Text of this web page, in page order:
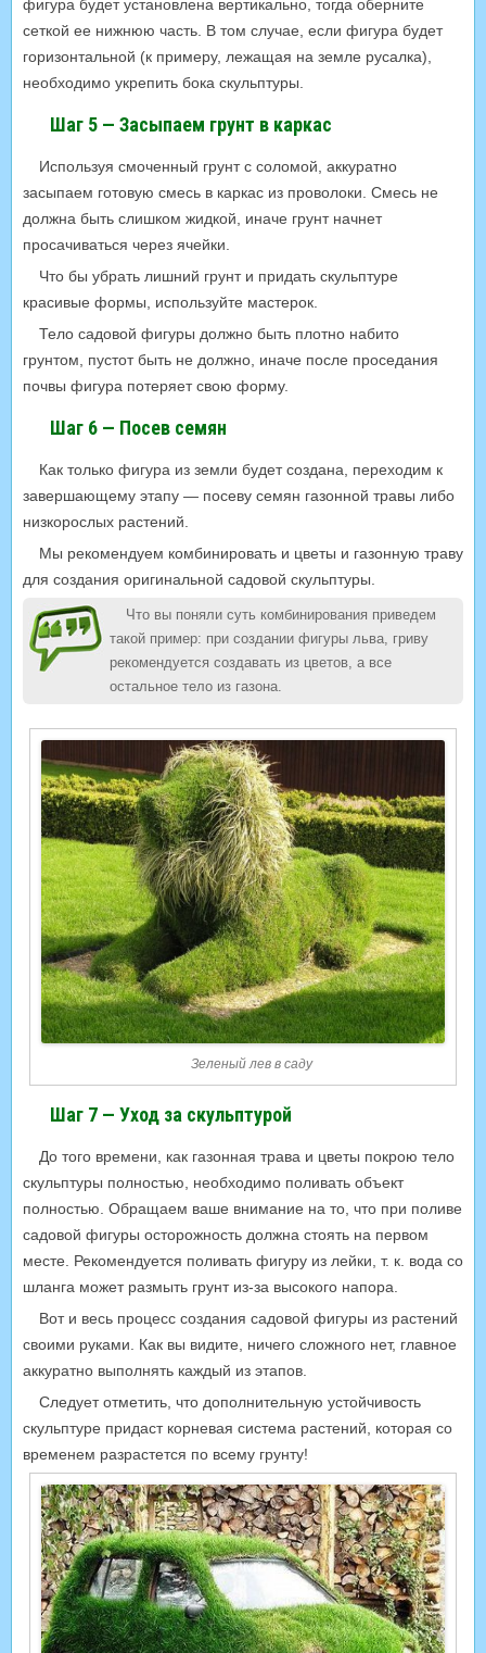
фигура будет установлена вертикально, тогда оберните
сеткой ее нижнюю часть. В том случае, если фигура будет
горизонтальной (к примеру, лежащая на земле русалка),
необходимо укрепить бока скульптуры.
Шаг 5 — Засыпаем грунт в каркас
Используя смоченный грунт с соломой, аккуратно
засыпаем готовую смесь в каркас из проволоки. Смесь не
должна быть слишком жидкой, иначе грунт начнет
просачиваться через ячейки.
Что бы убрать лишний грунт и придать скульптуре
красивые формы, используйте мастерок.
Тело садовой фигуры должно быть плотно набито
грунтом, пустот быть не должно, иначе после проседания
почвы фигура потеряет свою форму.
Шаг 6 — Посев семян
Как только фигура из земли будет создана, переходим к
завершающему этапу — посеву семян газонной травы либо
низкорослых растений.
Мы рекомендуем комбинировать и цветы и газонную траву
для создания оригинальной садовой скульптуры.
Что вы поняли суть комбинирования приведем
такой пример: при создании фигуры льва, гриву
рекомендуется создавать из цветов, а все
остальное тело из газона.
Зеленый лев в саду
Шаг 7 — Уход за скульптурой
До того времени, как газонная трава и цветы покрою тело
скульптуры полностью, необходимо поливать объект
полностью. Обращаем ваше внимание на то, что при поливе
садовой фигуры осторожность должна стоять на первом
месте. Рекомендуется поливать фигуру из лейки, т. к. вода со
шланга может размыть грунт из-за высокого напора.
Вот и весь процесс создания садовой фигуры из растений
своими руками. Как вы видите, ничего сложного нет, главное
аккуратно выполнять каждый из этапов.
Следует отметить, что дополнительную устойчивость
скульптуре придаст корневая система растений, которая со
временем разрастется по всему грунту!